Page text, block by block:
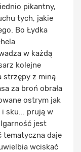
pikantny,
tych, jakie
Bo Łydka
w każdą
kolejne
strzępy z miną
za broń obrała
ostrym jak
i sku... prują w
jest
tematyczna daje
wciskać